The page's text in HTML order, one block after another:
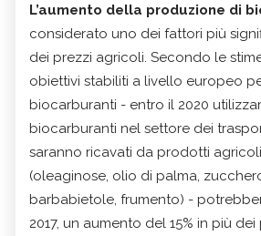
L’aumento della produzione di
considerato uno dei fattori più
dei prezzi agricoli. Secondo le stime
obiettivi stabiliti a livello europeo
biocarburanti - entro il 2020
biocarburanti nel settore dei
saranno ricavati da prodotti
(oleaginose, olio di palma,
barbabietole, frumento) -
2017, un aumento del 15% in più